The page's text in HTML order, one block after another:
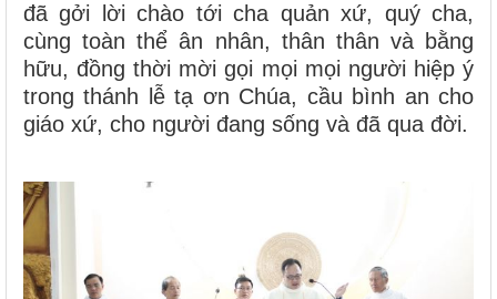
đã gởi lời chào tới cha quản xứ, quý cha,
cùng toàn thể ân nhân, thân thân và bằng
hữu, đồng thời mời gọi mọi mọi người hiệp ý
trong thánh lễ tạ ơn Chúa, cầu bình an cho
giáo xứ, cho người đang sống và đã qua đời.